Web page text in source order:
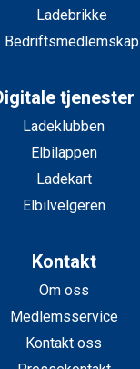
Ladebrikke
Bedriftsmedlemskap
tjenester
Ladeklubben
Elbilappen
Ladekart
Elbilvelgeren
Kontakt
Om oss
Medlemsservice
Kontakt oss